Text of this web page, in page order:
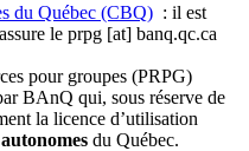
du Québec (CBQ) : il est
le prpg [at] banq.qc.ca
pour groupes (PRPG)
BAnQ qui, sous réserve de
la licence d’utilisation
du Québec.